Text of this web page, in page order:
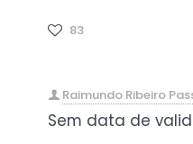
83
Raimundo Ribeiro
Sem data de